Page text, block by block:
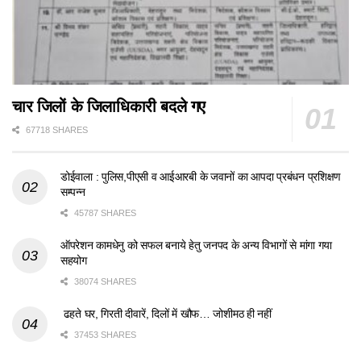
चार जिलों के जिलाधिकारी बदले गए
67718 SHARES
डोईवाला : पुलिस,पीएसी व आईआरबी के जवानों का आपदा प्रबंधन प्रशिक्षण
सम्पन्न
45787 SHARES
ऑपरेशन कामधेनु को सफल बनाये हेतु जनपद के अन्य विभागों से मांगा गया
सहयोग
38074 SHARES
ढहते घर, गिरती दीवारें, दिलों में खौफ… जोशीमठ ही नहीं
37453 SHARES